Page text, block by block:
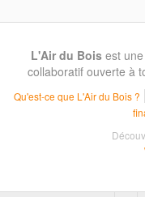
L'Air du Bois est
collaboratif ouverte à
Qu'est-ce que L'Air du Bois ?